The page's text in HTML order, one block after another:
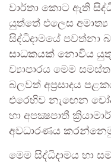
වාර්තා කොට ඇති
යුත්තේ එලෙස අමාත්‍ය
සිද්ධිදාමයේ
සාධකයක් නොවිය යුතු
ව්‍යාපාරය මෙම
බලවත් අප්‍රසාදය
එරෙහිව නැඟෙන
හා අපක්‍ෂපාතී
අවධාරණය
මෙම සිද්ධිදාමය හා